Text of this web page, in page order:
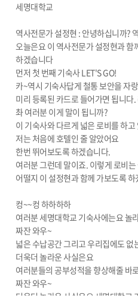
세명대학교
역사전문가 설정현 : 안녕하십니까?
오늘은요 이 역사전문가 설정현과 함
하겠습니다
먼저 첫 번째 기숙사 LET'S GO!
카~역시 기숙사답게 철통 보안을 자
미리 등록된 카드로 들어가면 됩니다.
촤 여러분 이게 말이 됩니까?
이 기숙사와 다르게 넓은 로비를 하고
저는 처음에 호텔인 줄 알았어요
한번 뛰어보도록 하겠습니다.
여러분 그런데 말이죠. 이렇게 로비
어떨지 이 설정현과 함께 가보도록
컹~~컹 하하하하
여러분 세명대학교 기숙사에는요 놀
짜잔 와우~
넓은 수납공간 그리고 우리집에도 없
더욱더 놀라운 사실은요
여러분들의 공부성적을 향상해줄 바
짜잔 와우~
더욱더 놀라운 사실은요 세명대학교